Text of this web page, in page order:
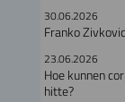
30.06.2026
Franko
23.06.2026
Hoe kunnen
hitte?